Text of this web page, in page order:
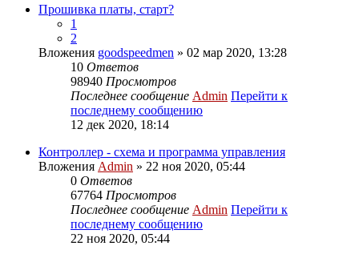
Прошивка платы, старт?
1
2
Вложения goodspeedmen » 02 мар 2020, 13:28
10 Ответов
98940 Просмотров
Последнее сообщение Admin Перейти к
последнему сообщению
12 дек 2020, 18:14
Контроллер - схема и программа управления
Вложения Admin » 22 ноя 2020, 05:44
0 Ответов
67764 Просмотров
Последнее сообщение Admin Перейти к
последнему сообщению
22 ноя 2020, 05:44